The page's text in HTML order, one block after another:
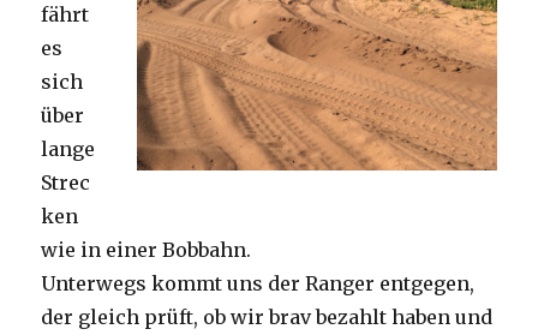
fährt
es
sich
über
lange
Strec
ken
wie in einer Bobbahn.
Unterwegs kommt uns der Ranger entgegen,
der gleich prüft, ob wir brav bezahlt haben und